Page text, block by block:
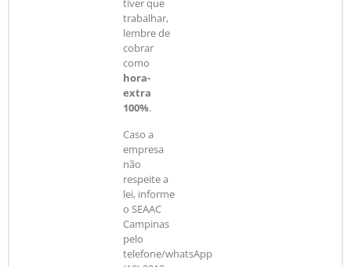
tiver que
trabalhar,
lembre de
cobrar
como
hora-
extra
100%.
Caso a
empresa
não
respeite a
lei, informe
o SEAAC
Campinas
pelo
telefone/whatsApp